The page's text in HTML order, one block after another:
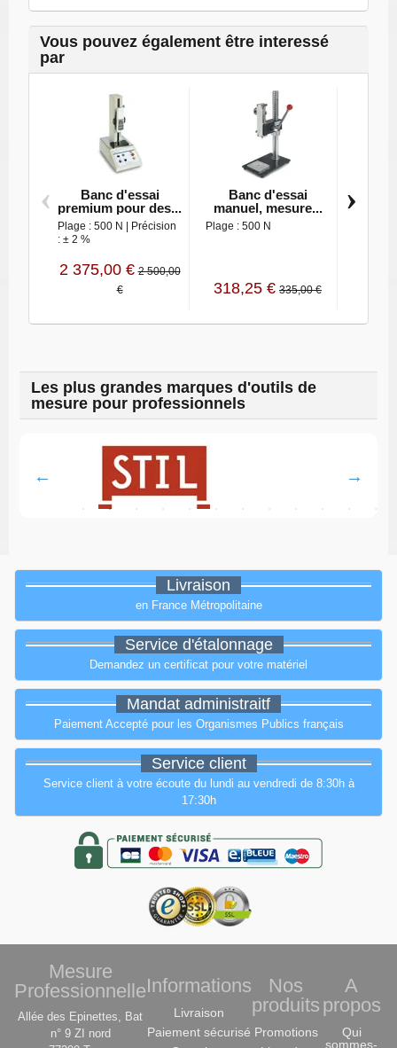
Vous pouvez également être interessé
par
Banc d'essai
premium pour des...
Plage : 500 N | Précision
: ± 2 %
2 375,00 € 2 500,00
€
Banc d'essai
manuel, mesure...
Plage : 500 N
318,25 € 335,00 €
‹ ›
Les plus grandes marques d'outils de
mesure pour professionnels
Livraison
en France Métropolitaine
Service d'étalonnage
Demandez un certificat pour votre matériel
Mandat administraitf
Paiement Accepté pour les Organismes Publics français
Service client
Service client à votre écoute du lundi au vendredi de 8:30h à
17:30h
Mesure
Professionnelle
Allée des Epinettes, Bat
n° 9 ZI nord
Informations
Livraison
Paiement sécurisé
Nos
produits
Promotions
A
propos
Qui
sommes-